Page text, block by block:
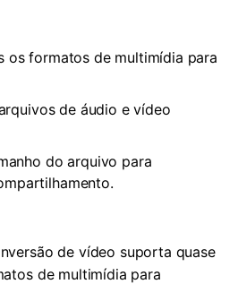
os formatos de multimídia para
de áudio e vídeo
do arquivo para
de vídeo suporta quase
de multimídia para